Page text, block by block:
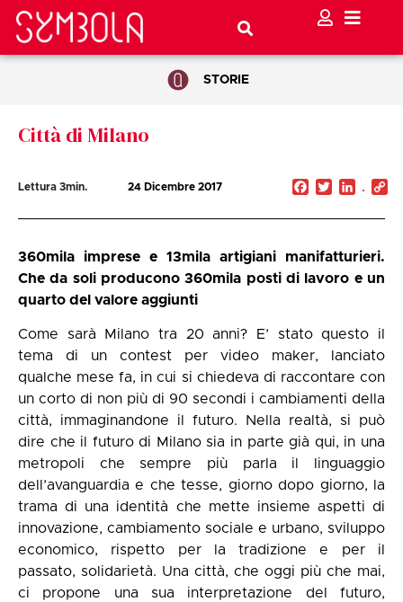
STORIE
Città di Milano
Lettura 3min. 24 Dicembre 2017 Facebook
Twitter
360mila imprese e 13mila artigiani manifatturieri.
Che da soli producono 360mila posti di lavoro e un
quarto del valore aggiunti
Come sarà Milano tra 20 anni? E’ stato questo il
tema di un contest per video maker, lanciato
qualche mese fa, in cui si chiedeva di raccontare con
un corto di non più di 90 secondi i cambiamenti della
città, immaginandone il futuro. Nella realtà, si può
dire che il futuro di Milano sia in parte già qui, in una
metropoli che sempre più parla il linguaggio
dell’avanguardia e che tesse, giorno dopo giorno, la
trama di una identità che mette insieme aspetti di
innovazione, cambiamento sociale e urbano, sviluppo
economico, rispetto per la tradizione e per il
passato, solidarietà. Una città, che oggi più che mai,
ci propone una sua interpretazione del futuro,